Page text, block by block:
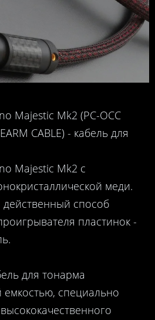
Majestic Mk2 (PC-OCC
CABLE) - кабель для
Majestic Mk2 с
меди.
способ
пластинок -
для тонарма
специально